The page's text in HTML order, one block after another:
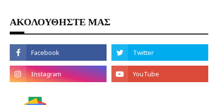
ΑΚΟΛΟΥΘΗΣΤΕ ΜΑΣ